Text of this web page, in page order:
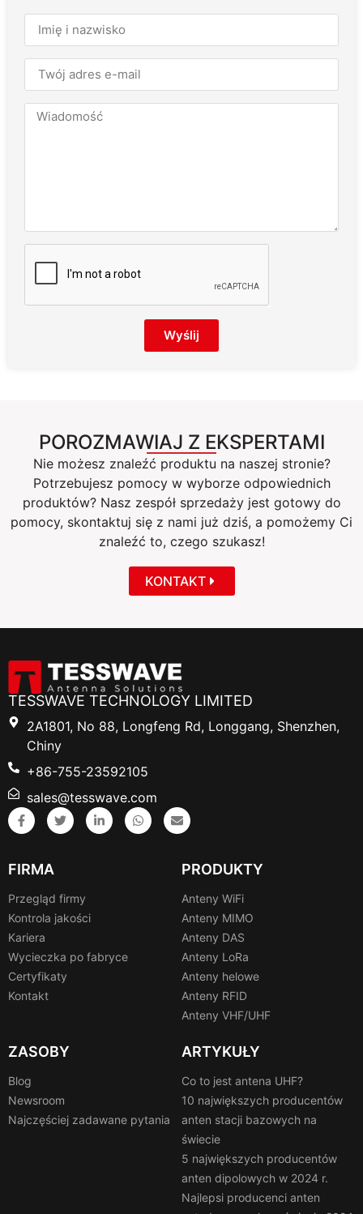
Wyślij
POROZMAWIAJ Z EKSPERTAMI
Nie możesz znaleźć produktu na naszej stronie?
Potrzebujesz pomocy w wyborze odpowiednich
produktów? Nasz zespół sprzedaży jest gotowy do
pomocy, skontaktuj się z nami już dziś, a pomożemy Ci
znaleźć to, czego szukasz!
KONTAKT
TESSWAVE TECHNOLOGY LIMITED
2A1801, No 88, Longfeng Rd, Longgang, Shenzhen,
Chiny
+86-755-23592105
sales@tesswave.com
FIRMA
Przegląd firmy
Kontrola jakości
Kariera
Wycieczka po fabryce
Certyfikaty
Kontakt
PRODUKTY
Anteny WiFi
Anteny MIMO
Anteny DAS
Anteny LoRa
Anteny helowe
Anteny RFID
Anteny VHF/UHF
ZASOBY
Blog
Newsroom
Najczęściej zadawane pytania
ARTYKUŁY
Co to jest antena UHF?
10 największych producentów
anten stacji bazowych na
świecie
5 największych producentów
anten dipolowych w 2024 r.
Najlepsi producenci anten